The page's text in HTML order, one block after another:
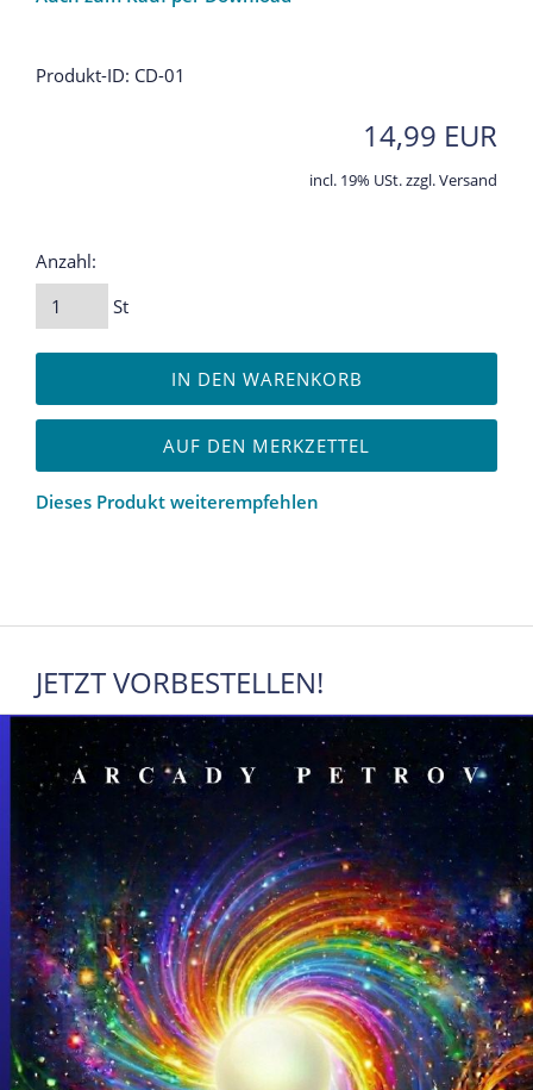
Produkt-ID: CD-01
14,99 EUR
incl. 19% USt. zzgl. Versand
Anzahl:
St
IN DEN WARENKORB
AUF DEN MERKZETTEL
Dieses Produkt weiterempfehlen
JETZT VORBESTELLEN!